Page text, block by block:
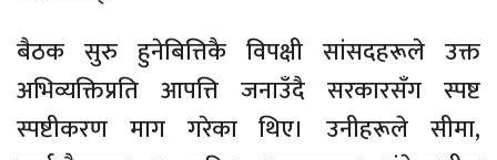
बैठक सुरु हुनेबित्तिकै विपक्षी सांसदहरूले उक्त
अभिव्यक्तिप्रति आपत्ति जनाउँदै सरकारसँग स्पष्ट
स्पष्टीकरण माग गरेका थिए। उनीहरूले सीमा,